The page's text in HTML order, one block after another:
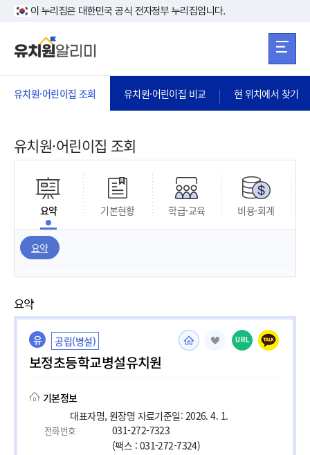
본문 바로가기
이 누리집은 대한민국 공식 전자정부 누리집입니다.
유치원·어린이집 조회 유치원·어린이집 비교 현 위치에서 찾기
유치원·어린이집 조회
요약 기본현황 학급·교육 비용·회계
요약
요약
유 공립(병설)
보정초등학교병설유치원
URL
기본정보
대표자명, 원장명 자료기준일: 2026. 4. 1.
전화번호
031-272-7323
(팩스 : 031-272-7324)